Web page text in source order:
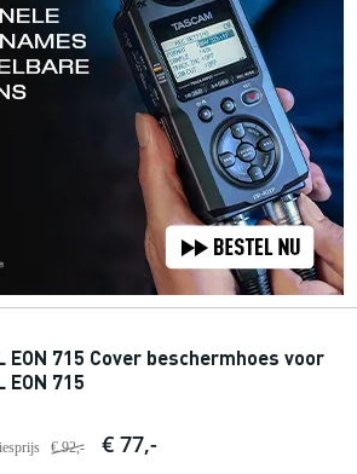
EON 715 Cover beschermhoes voor
EON 715
€ 92,- € 77,-